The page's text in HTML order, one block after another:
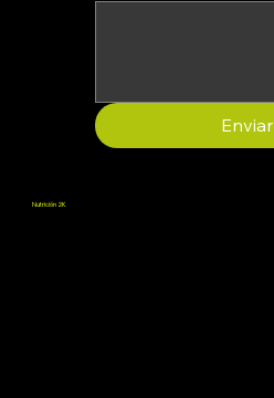
Enviar
Nutrición 2K